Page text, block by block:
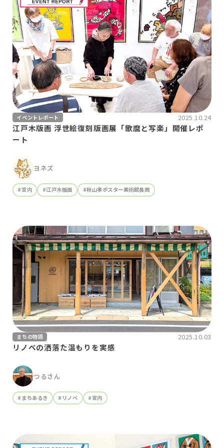
江戸木版画 浮世絵復刻版画展「歌麿と写楽」開催レポ
ート
ヨネズ
イベントレポート 2025.10.24
#宮内 #江戸木版画 #秋山孝ポスター美術館長岡
リノベの洒落た温もりを実感
つるさん
まちの物語 2025.10.03
#まちあるき #リノベ #宮内